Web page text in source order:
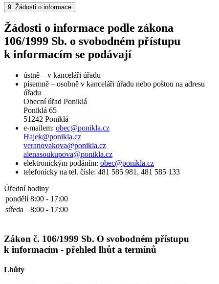
9. Žádosti o informace
Žádosti o informace podle zákona
106/1999 Sb. o svobodném přístupu
k informacím se podávají
ústně – v kanceláři úřadu
písemně – osobně v kanceláři úřadu nebo poštou na adresu
úřadu
Obecní úřad Poniklá
Poniklá 65
51242 Poniklá
e-mailem: obec@ponikla.cz
Hajek@ponikla.cz
veranovakova@ponikla.cz
alenasoukupova@ponikla.cz
elektronickým podáním: obec@ponikla.cz
telefonicky na tel. čísle: 481 585 981, 481 585 133
Úřední hodiny
pondělí 8:00 - 17:00
středa
8:00 - 17:00
Zákon č. 106/1999 Sb. O svobodném přístupu
k informacím - přehled lhůt a termínů
Lhůty